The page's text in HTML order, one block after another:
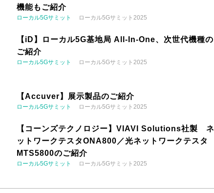
機能もご紹介
ローカル5Gサミット ローカル5Gサミット2025
【iD】ローカル5G基地局 All-In-One、次世代機種の
ご紹介
ローカル5Gサミット ローカル5Gサミット2025
【Accuver】展示製品のご紹介
ローカル5Gサミット ローカル5Gサミット2025
【コーンズテクノロジー】VIAVI Solutions社製 ネ
ットワークテスタONA800／光ネットワークテスタ
MTS5800のご紹介
ローカル5Gサミット ローカル5Gサミット2025